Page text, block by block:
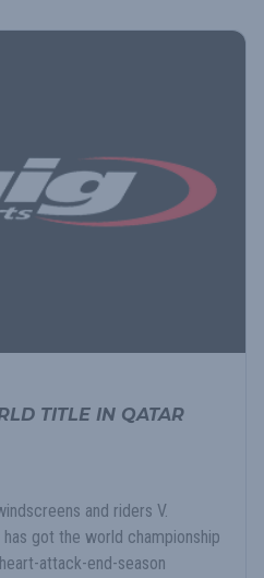
TITLE IN QATAR
and riders V.
has got the world championship
attack-end-season